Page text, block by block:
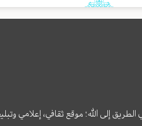
الطريق إلى الله؛ موقع ثقافي، إعلامي